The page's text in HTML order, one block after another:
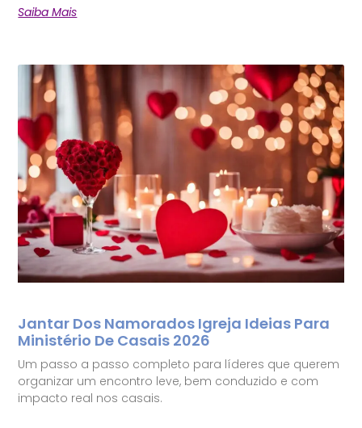
Saiba Mais
Jantar Dos Namorados Igreja Ideias Para
Ministério De Casais 2026
Um passo a passo completo para líderes que querem
organizar um encontro leve, bem conduzido e com
impacto real nos casais.